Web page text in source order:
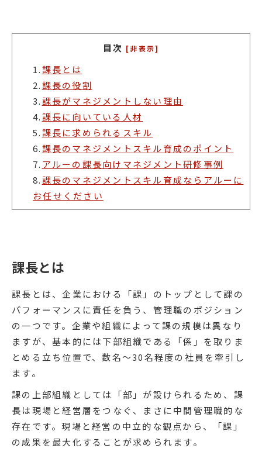
目次 [非表示]
1.課長とは
2.課長の役割
3.課長がマネジメントしない理由
4.課長に向いている人材
5.課長に求められるスキル
6.課長のマネジメントスキル育成のポイント
7. アルーの課長向けマネジメント研修事例
8.課長のマネジメントスキル育成ならアルーに
お任せください
課長とは
課長とは、企業における「課」のトップとして課の
パフォーマンスに責任を負う、管理職のポジション
の一つです。企業や組織によって課の規模は異なり
ますが、基本的には下部組織である「係」を取りま
とめる立ち位置で、数名〜30名程度の社員を牽引し
ます。
課の上部組織としては「部」が設けられるため、課
長は現場と経営層をつなぐ、まさに中間管理職的な
存在です。現場と経営の中立的な観点から、「課」
の成果を最大化することが求められます。